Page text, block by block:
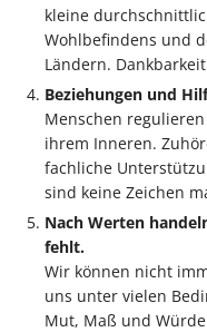
kleine
Wohlbefindens und
Ländern.
Beziehungen und
Menschen
ihrem Inneren.
fachliche
sind keine Zeichen
Nach Werten
fehlt.
Wir können nicht
uns unter vielen
Mut, Maß und